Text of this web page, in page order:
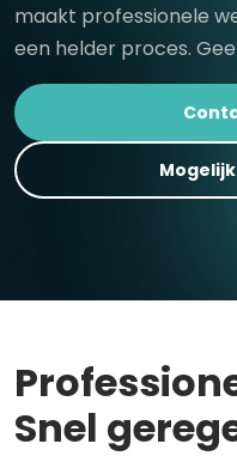
maakt professionele
een helder proces.
Snel